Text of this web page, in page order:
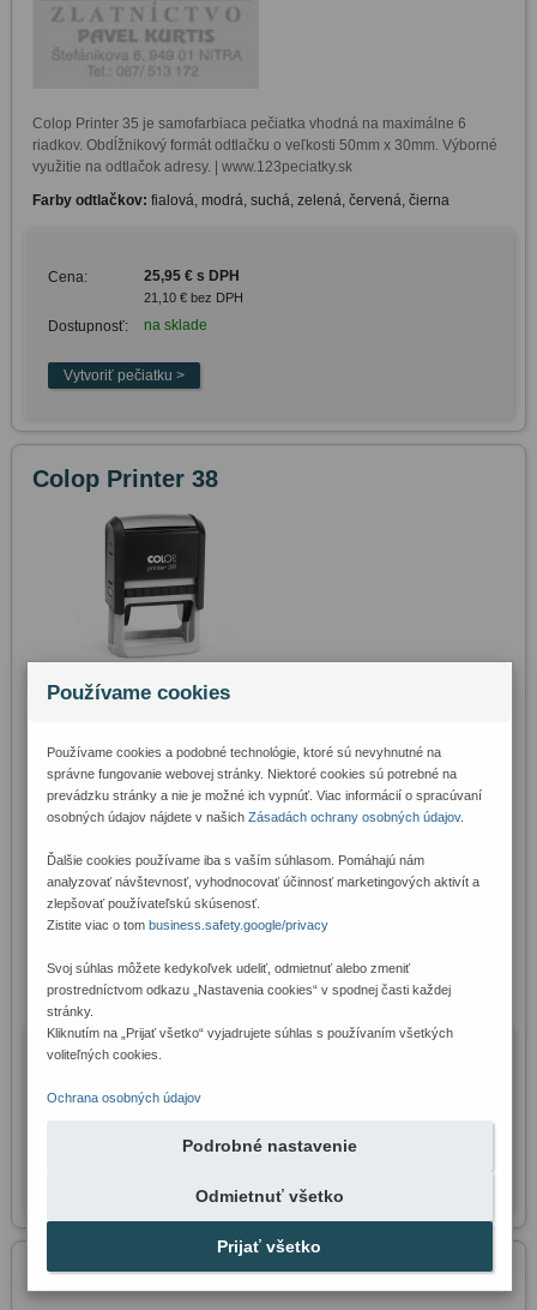
Colop Printer 35 je samofarbiaca pečiatka vhodná na maximálne 6
riadkov. Obdĺžnikový formát odtlačku o veľkosti 50mm x 30mm. Výborné
využitie na odtlačok adresy. | www.123peciatky.sk
Farby odtlačkov: fialová, modrá, suchá, zelená, červená, čierna
Cena: 25,95 € s DPH
21,10 € bez DPH
Dostupnosť: na sklade
Colop Printer 38
Veľkosť odtlačku: 56 mm x 33 mm
Colop Printer 38 je ideálna pečiatka pre použitie v kancelárii, v
súkromnom sektore alebo na cestách. Plocha odtlačku o veľkosti 56mm x
www.123peciatky.sk
Farby odtlačkov:fialová, modrá, suchá, zelená, červená, čierna
21,34 € bez DPH
Colop Printer 54
Používame cookies
Používame cookies a podobné technológie, ktoré sú nevyhnutné na
správne fungovanie webovej stránky. Niektoré cookies sú potrebné na
prevádzku stránky a nie je možné ich vypnúť. Viac informácií o spracúvaní
osobných údajov nájdete v našichZásadách ochrany osobných údajov.
Ďalšie cookies používame iba s vaším súhlasom. Pomáhajú nám
analyzovať návštevnosť, vyhodnocovať účinnosť marketingových aktivít a
zlepšovať používateľskú skúsenosť.
Zistite viac o tombusiness.safety.google/privacy
Svoj súhlas môžete kedykoľvek udeliť, odmietnuť alebo zmeniť
prostredníctvom odkazu „Nastavenia cookies“ v spodnej časti každej
stránky.
Kliknutím na „Prijať všetko“ vyjadrujete súhlas s používaním všetkých
voliteľných cookies.
Ochrana osobných údajov
Podrobné nastavenie
Odmietnuť všetko
Prijať všetko
Nevyhnutné